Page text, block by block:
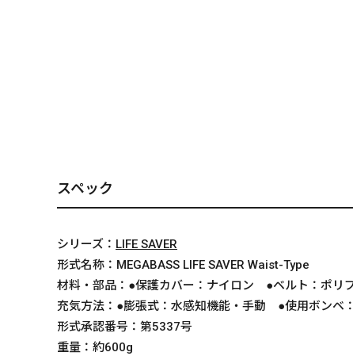
スペック
シリーズ： LIFE SAVER
形式名称： MEGABASS LIFE SAVER Waist-Type
材料・部品： ●保護カバー：ナイロン ●ベルト：ポリ
充気方法： ●膨張式：水感知機能・手動 ●使用ボンベ
形式承認番号： 第5337号
重量： 約600g